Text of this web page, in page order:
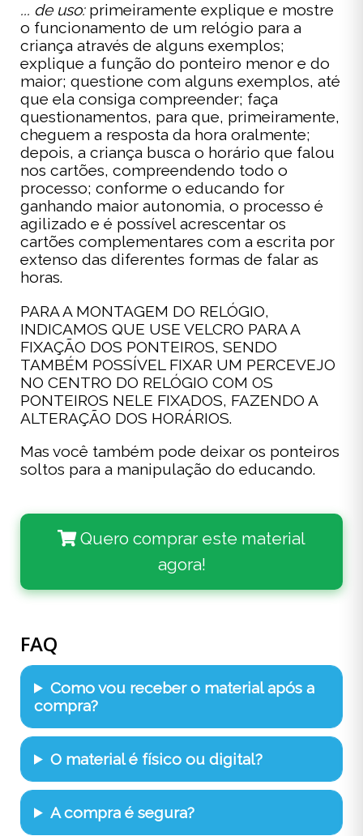
... de uso: primeiramente explique e mostre
o funcionamento de um relógio para a
criança através de alguns exemplos;
explique a função do ponteiro menor e do
maior; questione com alguns exemplos, até
que ela consiga compreender; faça
questionamentos, para que, primeiramente,
cheguem a resposta da hora oralmente;
depois, a criança busca o horário que falou
nos cartões, compreendendo todo o
processo; conforme o educando for
ganhando maior autonomia, o processo é
agilizado e é possível acrescentar os
cartões complementares com a escrita por
extenso das diferentes formas de falar as
horas.
PARA A MONTAGEM DO RELÓGIO,
INDICAMOS QUE USE VELCRO PARA A
FIXAÇÃO DOS PONTEIROS, SENDO
TAMBÉM POSSÍVEL FIXAR UM PERCEVEJO
NO CENTRO DO RELÓGIO COM OS
PONTEIROS NELE FIXADOS, FAZENDO A
ALTERAÇÃO DOS HORÁRIOS.
Mas você também pode deixar os ponteiros
soltos para a manipulação do educando.
Quero comprar este material
agora!
FAQ
Como vou receber o material após a
compra?
O material é físico ou digital?
A compra é segura?